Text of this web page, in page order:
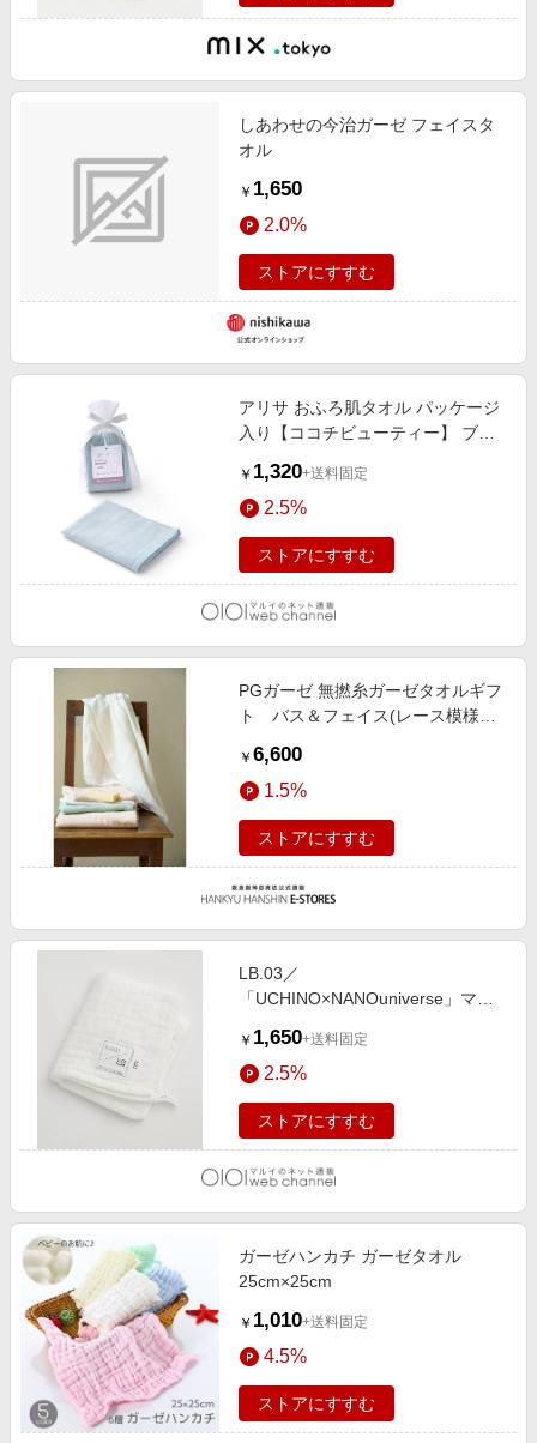
しあわせの今治ガーゼ フェイスタ
オル
￥ 1,650
2.0%
ストアにすすむ
アリサ おふろ肌タオル パッケージ
入り【ココチビューティー】 ブル
￥ 1,320+送料固定
2.5%
ストアにすすむ
PGガーゼ 無撚糸ガーゼタオルギフ
ト バス＆フェイス(レース模様の
￥ 6,600
1.5%
ストアにすすむ
LB.03／
「UCHINO×NANOuniverse」マシ
ル ホワイト
￥ 1,650+送料固定
2.5%
ストアにすすむ
ガーゼハンカチ ガーゼタオル
25cm×25cm
￥ 1,010+送料固定
4.5%
ストアにすすむ